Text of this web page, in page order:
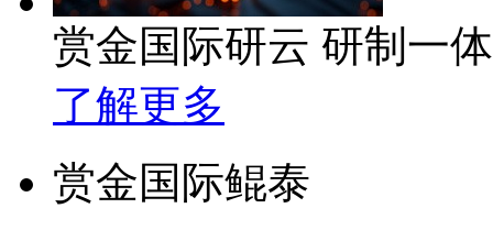
赏金国际研云 研制一
了解更多
赏金国际鲲泰